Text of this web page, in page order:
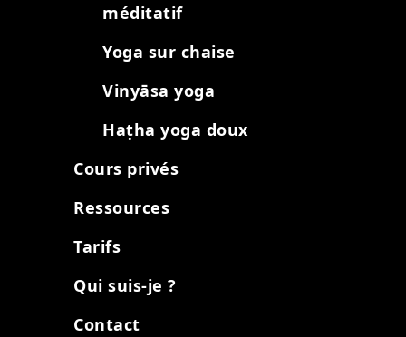
méditatif
Yoga sur chaise
Vinyāsa yoga
Haṭha yoga doux
Cours privés
Ressources
Tarifs
Qui suis-je ?
Contact